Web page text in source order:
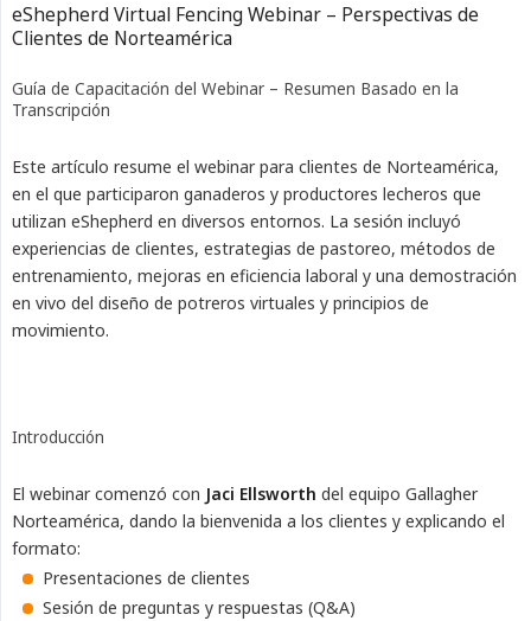
eShepherd Virtual Fencing Webinar – Perspectivas de
Clientes de Norteamérica
Guía de Capacitación del Webinar – Resumen Basado en la
Transcripción
Este artículo resume el webinar para clientes de Norteamérica,
en el que participaron ganaderos y productores lecheros que
utilizan eShepherd en diversos entornos. La sesión incluyó
experiencias de clientes, estrategias de pastoreo, métodos de
entrenamiento, mejoras en eficiencia laboral y una demostración
en vivo del diseño de potreros virtuales y principios de
movimiento.
Introducción
El webinar comenzó con Jaci Ellsworth del equipo Gallagher
Norteamérica, dando la bienvenida a los clientes y explicando el
formato:
Presentaciones de clientes
Sesión de preguntas y respuestas (Q&A)